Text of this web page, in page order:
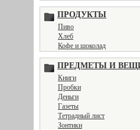
ПРОДУКТЫ
Пиво
Хлеб
Кофе и шоколад
ПРЕДМЕТЫ И
Книги
Пробки
Деньги
Газеты
Тетрадный лист
Зонтики